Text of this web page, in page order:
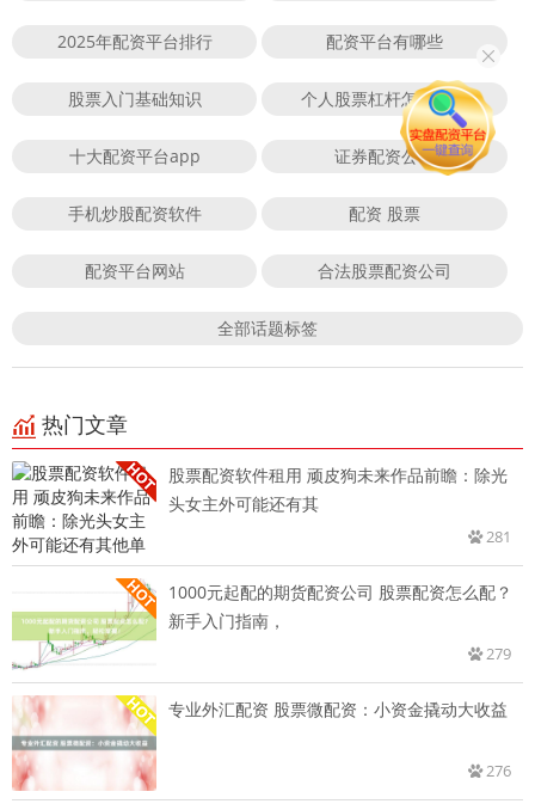
2025年配资平台排行 配资平台有哪些
股票入门基础知识 个人股票杠杆怎么开通
十大配资平台app 证券配资公司
手机炒股配资软件 配资 股票
配资平台网站 合法股票配资公司
全部话题标签
热门文章
股票配资软件租用 顽皮狗未来作品前瞻：除光
头女主外可能还有其
281
1000元起配的期货配资公司 股票配资怎么配？
新手入门指南，
279
专业外汇配资 股票微配资：小资金撬动大收益
276